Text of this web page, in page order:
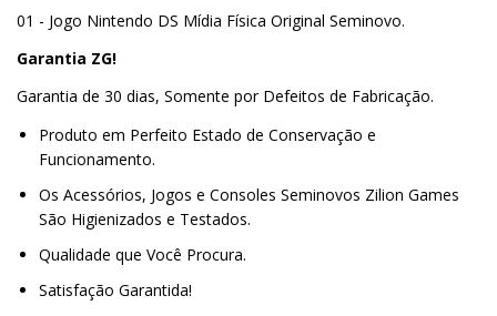
01 - Jogo Nintendo DS Mídia Física Original Seminovo.
Garantia ZG!
Garantia de 30 dias, Somente por Defeitos de Fabricação.
Produto em Perfeito Estado de Conservação e
Funcionamento.
Os Acessórios, Jogos e Consoles Seminovos Zilion Games
São Higienizados e Testados.
Qualidade que Você Procura.
Satisfação Garantida!